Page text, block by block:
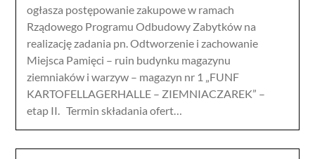
ogłasza postępowanie zakupowe w ramach
Rządowego Programu Odbudowy Zabytków na
realizację zadania pn. Odtworzenie i zachowanie
Miejsca Pamięci – ruin budynku magazynu
ziemniaków i warzyw – magazyn nr 1 „FUNF
KARTOFELLAGERHALLE – ZIEMNIACZAREK” –
etap II. Termin składania ofert…